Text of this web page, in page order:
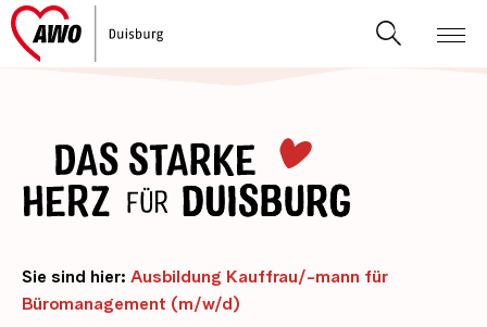
Sie sind hier: Ausbildung Kauffrau/-mann für
Büromanagement (m/w/d)